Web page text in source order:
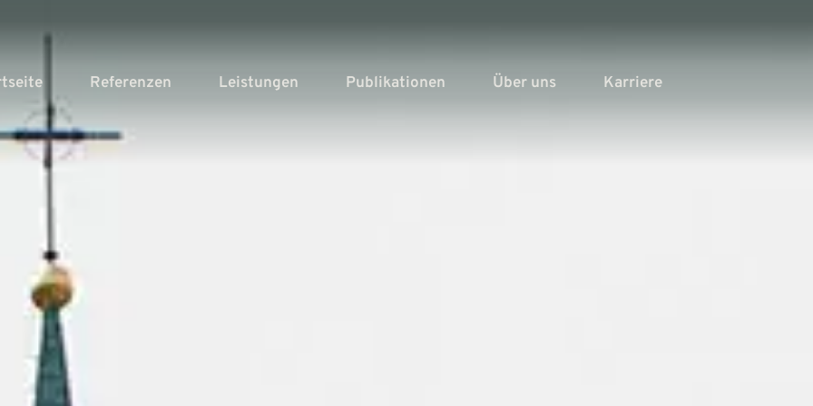
Referenzen Leistungen Publikationen Über uns Karriere